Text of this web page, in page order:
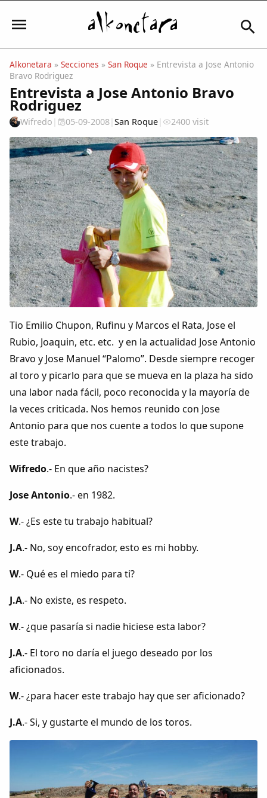
Iniciar sesión
Mi Cuenta
El Tiempo
Actualidad
Comunidad
Colaboradores
AlkoTV
Biblioteca
Periódico Alconétar
Foros
Idiosincrasia
Diccionario
Dichos
Cancionero Local
La palra
Alkonetara » Secciones » San Roque » Entrevista a Jose Antonio
Bravo Rodriguez
Entrevista a Jose Antonio Bravo
Rodriguez
Wifredo | 05-09-2008| San Roque| 2400 visit
Tio Emilio Chupon, Rufinu y Marcos el Rata, Jose el
Rubio, Joaquin, etc. etc. y en la actualidad Jose Antonio
Bravo y Jose Manuel “Palomo”. Desde siempre recoger
al toro y picarlo para que se mueva en la plaza ha sido
una labor nada fácil, poco reconocida y la mayoría de
la veces criticada. Nos hemos reunido con Jose
Antonio para que nos cuente a todos lo que supone
este trabajo.
Wifredo.- En que año nacistes?
Jose Antonio.- en 1982.
W.- ¿Es este tu trabajo habitual?
J.A.- No, soy encofrador, esto es mi hobby.
W.- Qué es el miedo para ti?
J.A.- No existe, es respeto.
W.- ¿que pasaría si nadie hiciese esta labor?
J.A.- El toro no daría el juego deseado por los
aficionados.
W.- ¿para hacer este trabajo hay que ser aficionado?
J.A.- Si, y gustarte el mundo de los toros.